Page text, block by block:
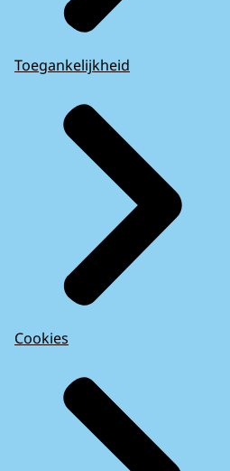
Toegankelijkheid
Cookies